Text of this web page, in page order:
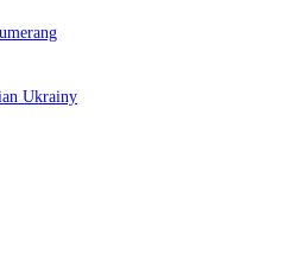
Ukrainy